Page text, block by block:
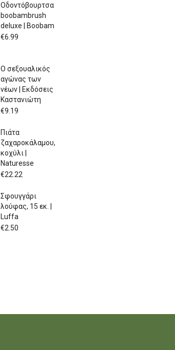
Οδοντόβουρτσα
boobambrush
deluxe | Boobam
€6.99
Ο σεξουαλικός
αγώνας των
νέων | Εκδόσεις
Καστανιώτη
€9.19
Πιάτα
ζαχαροκάλαμου,
κοχύλι |
Naturesse
€22.22
Σφουγγάρι
λούφας, 15 εκ. |
Luffa
€2.50